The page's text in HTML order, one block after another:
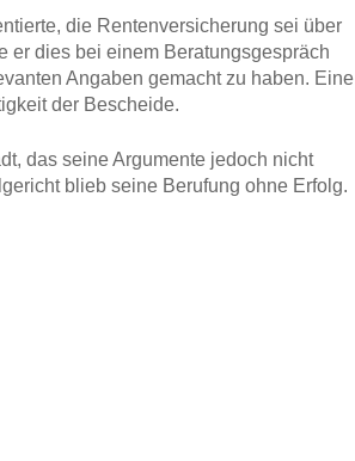
die Rentenversicherung sei über
er dies bei einem Beratungsgespräch
Angaben gemacht zu haben. Eine
der Bescheide.
das seine Argumente jedoch nicht
blieb seine Berufung ohne Erfolg.